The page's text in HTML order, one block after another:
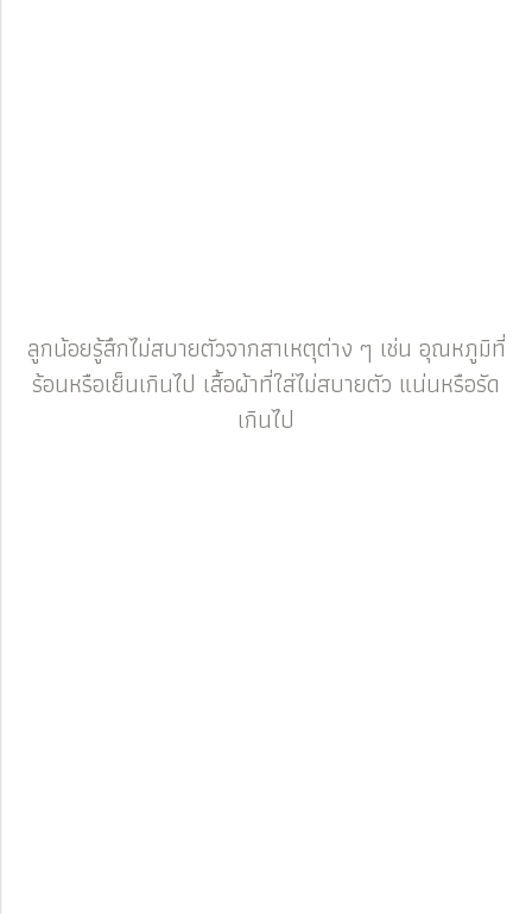
ลูกน้อยรู้สึกไม่สบายตัวจากสาเหตุต่าง ๆ เช่น อุณหภูมิที่
ร้อนหรือเย็นเกินไป เสื้อผ้าที่ใส่ไม่สบายตัว แน่นหรือรัด
เกินไป